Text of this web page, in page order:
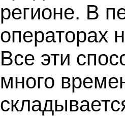
регионе. В
операторах
Все эти
много